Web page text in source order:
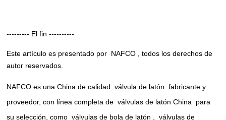
--------- El fin ----------
Este artículo es presentado por NAFCO , todos los derechos de
autor reservados.
NAFCO es una China de calidadválvula de latón fabricante y
proveedor, con línea completa deválvulas de latón China para
su selección, comoválvulas de bola de latón ,válvulas de